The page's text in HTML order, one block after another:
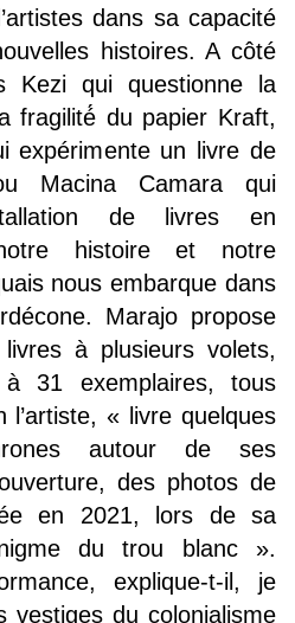
dans sa capacité
histoires. A côté
Kezi qui questionne la
fragilité́ du papier Kraft,
expérimente un livre de
Macina Camara qui
de livres en
histoire et notre
nous embarque dans
Marajo propose
à plusieurs volets,
31 exemplaires, tous
l’artiste, « livre quelques
autour de ses
des photos de
en 2021, lors de sa
du trou blanc ».
explique-t-il, je
vestiges du colonialisme